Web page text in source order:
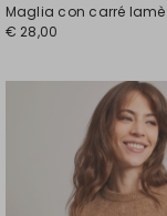
Maglia con carré lamè
€ 28,00